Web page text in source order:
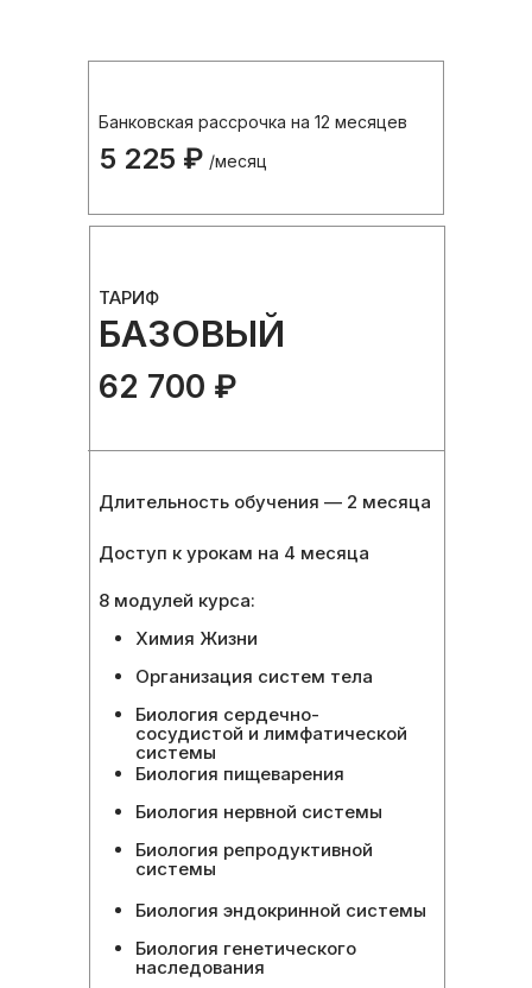
Банковская рассрочка на 12 месяцев
5 225 ₽ /месяц
ТАРИФ
62 700 ₽
БАЗОВЫЙ
Длительность обучения — 2 месяца
Доступ к урокам на 4 месяца
8 модулей курса:
Химия Жизни
Организация систем тела
Биология сердечно-
сосудистой и лимфатической
системы
Биология пищеварения
Биология нервной системы
Биология репродуктивной
системы
Биология эндокринной системы
Биология генетического
наследования